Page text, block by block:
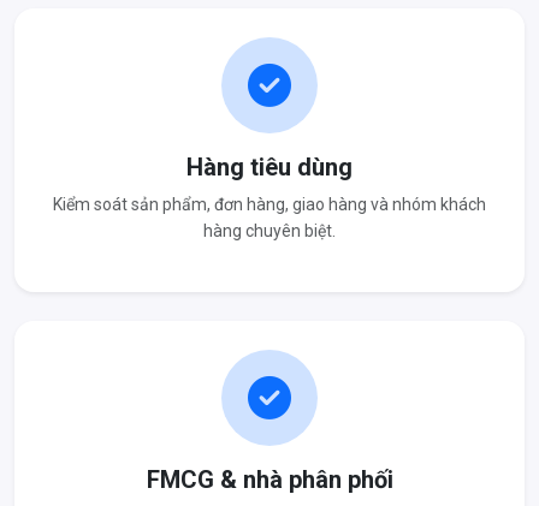
Hàng tiêu dùng
Kiểm soát sản phẩm, đơn hàng, giao hàng và nhóm khách
hàng chuyên biệt.
FMCG & nhà phân phối